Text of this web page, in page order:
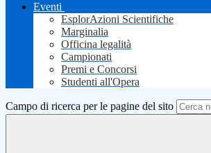
Eventi
EsplorAzioni Scientifiche
Marginalia
Officina legalità
Campionati
Premi e Concorsi
Studenti all'Opera
Campo di ricerca per le pagine del sito